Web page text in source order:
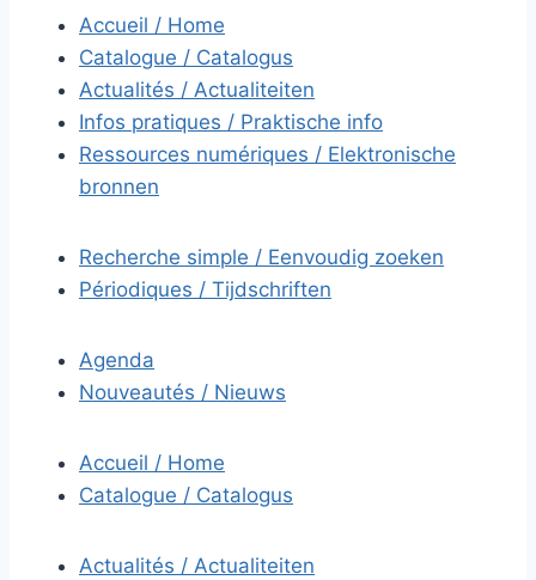
Accueil / Home
Catalogue / Catalogus
Actualités / Actualiteiten
Infos pratiques / Praktische info
Ressources numériques / Elektronische
bronnen
Recherche simple / Eenvoudig zoeken
Périodiques / Tijdschriften
Agenda
Nouveautés / Nieuws
Accueil / Home
Catalogue / Catalogus
Actualités / Actualiteiten